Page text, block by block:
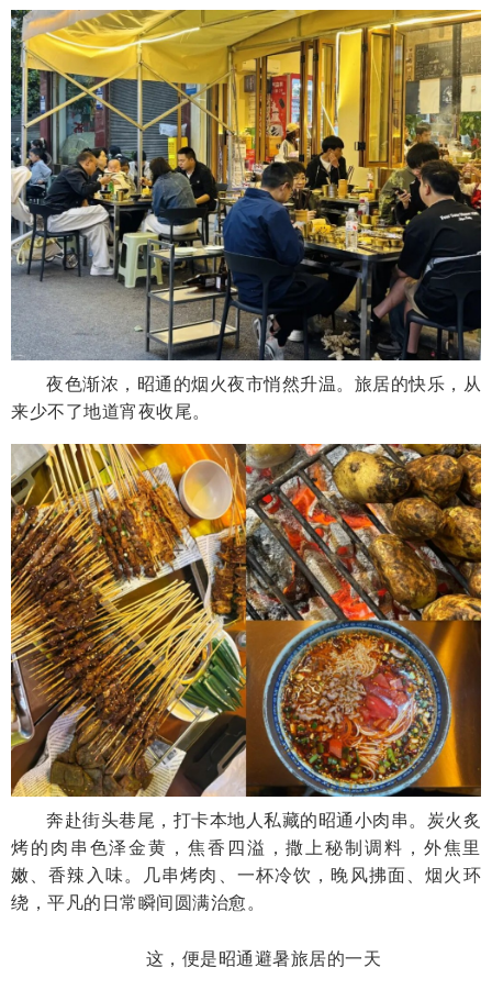
夜色渐浓，昭通的烟火夜市悄然升温。旅居的快乐，从
来少不了地道宵夜收尾。
奔赴街头巷尾，打卡本地人私藏的昭通小肉串。炭火炙
烤的肉串色泽金黄，焦香四溢，撒上秘制调料，外焦里
嫩、香辣入味。几串烤肉、一杯冷饮，晚风拂面、烟火环
绕，平凡的日常瞬间圆满治愈。
这，便是昭通避暑旅居的一天